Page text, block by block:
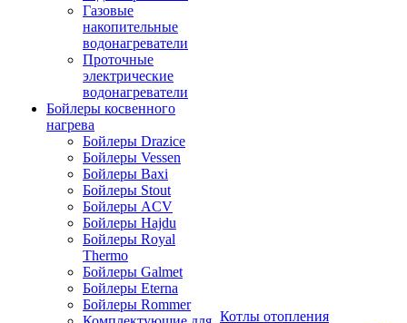
Газовые
накопительные
водонагреватели
Проточные
электрические
водонагреватели
Бойлеры косвенного
нагрева
Бойлеры Drazice
Бойлеры Vessen
Бойлеры Baxi
Бойлеры Stout
Бойлеры ACV
Бойлеры Hajdu
Бойлеры Royal
Thermo
Бойлеры Galmet
Бойлеры Eterna
Бойлеры Rommer
Котлы отопления